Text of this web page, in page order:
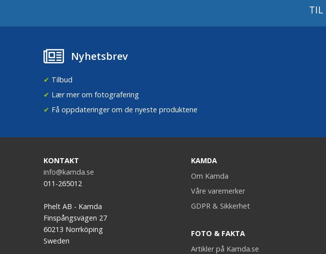
TIL
Nyhetsbrev
✔ Tilbud
✔ Lær mer om fotografering
✔ Få oppdateringer om de nyeste produktene
KONTAKT
info@kamda.se
011-265012
Phelt AB - Kamda
Finspångsvägen 27
60213 Norrköping
Sweden
KAMDA
Om Kamda
Våre varemerker
GDPR & Sikkerhet
FOTO & FAKTA
Artikler på Kamda.se